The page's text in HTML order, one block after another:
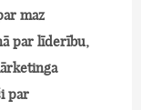
maz
par līderību,
par